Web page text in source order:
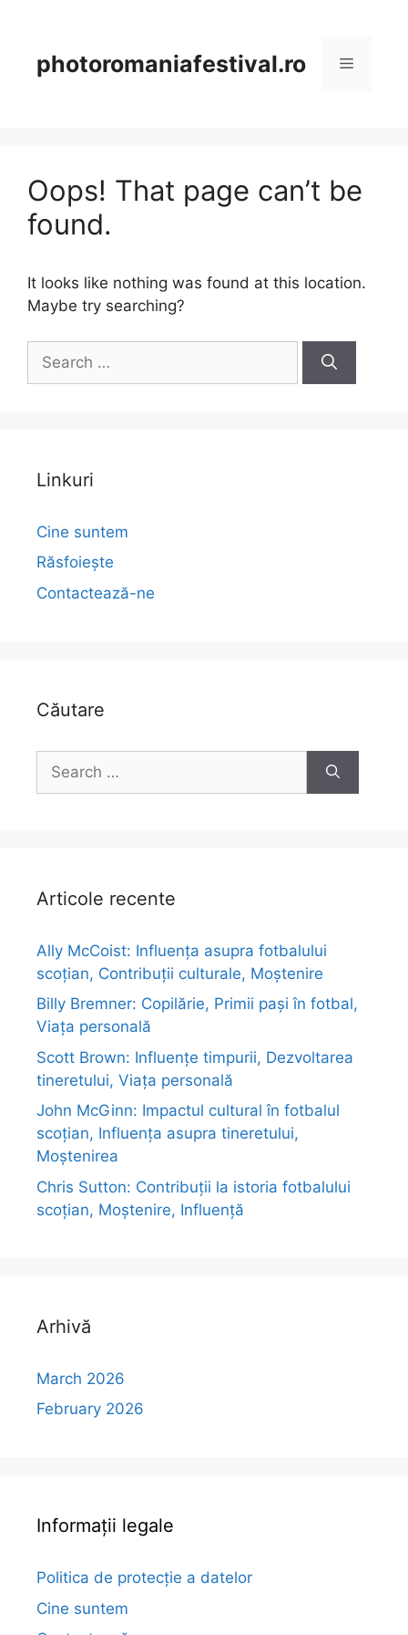
contentphotoromaniafestival.ro Menu
Oops! That page can’t be
found.
It looks like nothing was found at this location.
Maybe try searching?
for:
Linkuri
Cine suntem
Răsfoiește
Contactează-ne
Căutare
for:
Articole recente
Ally McCoist: Influența asupra fotbalului
scoțian, Contribuții culturale, Moștenire
Billy Bremner: Copilărie, Primii pași în fotbal,
Viața personală
Scott Brown: Influențe timpurii, Dezvoltarea
tineretului, Viața personală
John McGinn: Impactul cultural în fotbalul
scoțian, Influența asupra tineretului,
Moștenirea
Chris Sutton: Contribuții la istoria fotbalului
scoțian, Moștenire, Influență
Arhivă
March 2026
February 2026
Informații legale
Politica de protecție a datelor
Cine suntem